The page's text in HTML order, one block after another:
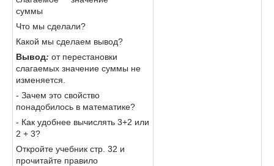
суммы
Что мы сделали?
Какой мы сделаем вывод?
Вывод: от перестановки
слагаемых значение суммы не
изменяется.
- Зачем это свойство
понадобилось в математике?
- Как удобнее вычислять 3+2 или
2 + 3?
Откройте учебник стр. 32 и
прочитайте правило